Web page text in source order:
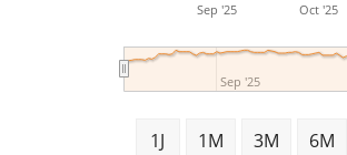
Sep '25 Oct '25
Sep '25
1J 1M 3M 6M